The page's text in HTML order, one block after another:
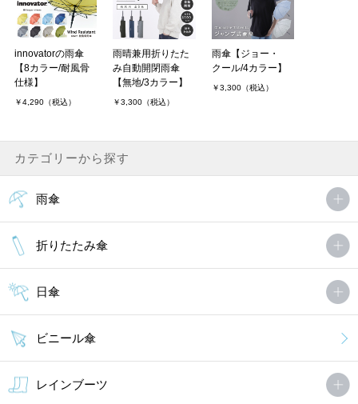
innovatorの雨傘
【8カラー/耐風骨
仕様】
￥4,290（税込）
雨晴兼用折りたた
み自動開閉雨傘
【無地/3カラー】
￥3,300（税込）
雨傘【ジョー・
クール/4カラー】
￥3,300（税込）
カテゴリーから探す
雨傘
折りたたみ傘
日傘
ビニール傘
レインブーツ